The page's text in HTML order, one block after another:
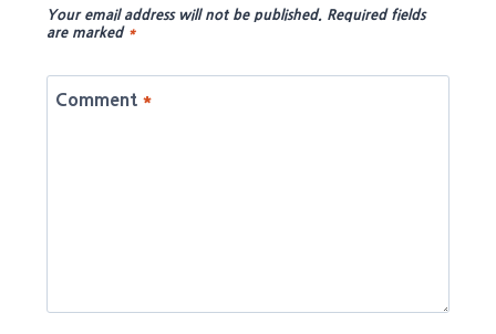
Your email address will not be published. Required fields
are marked *
Comment *